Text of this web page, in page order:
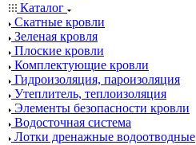
Каталог
Скатные кровли
Зеленая кровля
Плоские кровли
Комплектующие кровли
Гидроизоляция, пароизоляция
Утеплитель, теплоизоляция
Элементы безопасности кровли
Водосточная система
Лотки дренажные водоотводные